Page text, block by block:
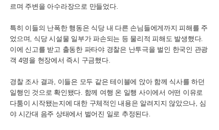
르며 주변을 아수라장으로 만들었다.
특히 이들의 난폭한 행동은 식당 내 다른 손님들에게까지 피해를 주
었으며, 식당 시설물 일부가 파손되는 등 물리적 피해도 발생했다.
이에 신고를 받고 출동한 파타야 경찰은 난투극을 벌인 한국인 관광
객 4명을 현장에서 즉시 구금했다.
경찰 조사 결과, 이들은 모두 같은 테이블에 앉아 함께 식사를 하던
일행인 것으로 확인됐다. 함께 여행 온 일행 사이에서 어떤 이유로
다툼이 시작됐는지에 대한 구체적인 내용은 알려지지 않았으나, 심
야 시간대 음주 상태에서 벌어진 일로 추정된다.